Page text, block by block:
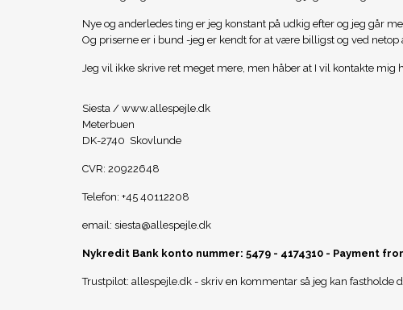
Nye og anderledes ting er jeg konstant på udkig efter og jeg går
Og priserne er i bund -jeg er kendt for at være billigst og ved
Jeg vil ikke skrive ret meget mere, men håber at I vil kontakte
Siesta / www.allespejle.dk
Meterbuen
DK-2740 Skovlunde
CVR: 20922648
Telefon: +45 40112208
email: siesta@allespejle.dk
Nykredit Bank konto nummer: 5479 - 4174310 - Payment
Trustpilot: allespejle.dk - skriv en kommentar så jeg kan fastholde